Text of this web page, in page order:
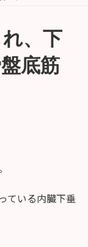
、下
底筋
ている内臓下垂